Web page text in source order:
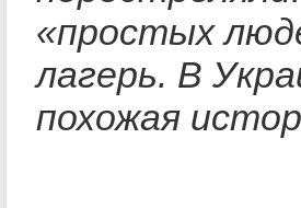
«простых
лагерь. В
похожая